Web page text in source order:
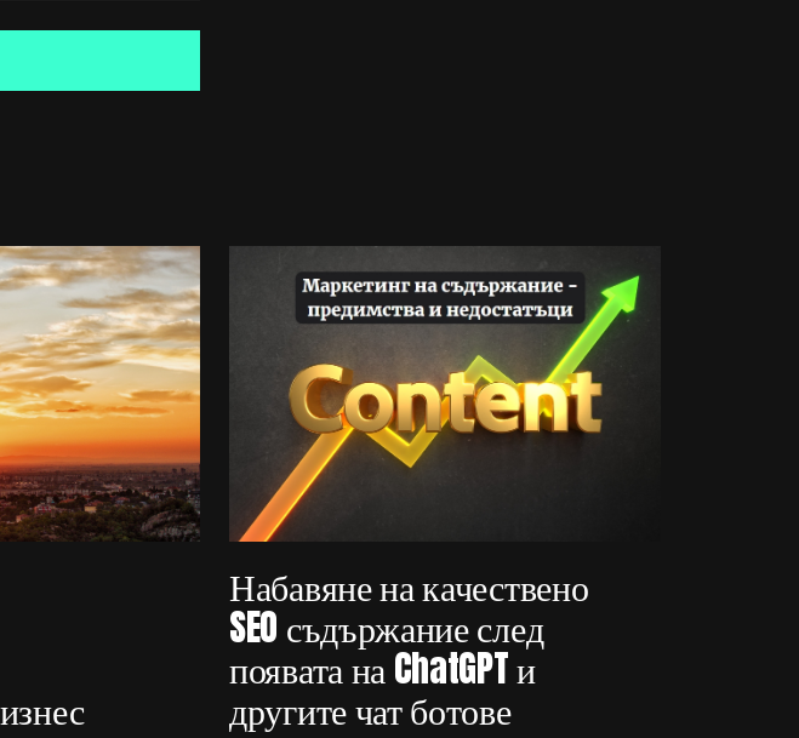
Набавяне на качествено
SEO съдържание след
появата на ChatGPT и
другите чат ботове